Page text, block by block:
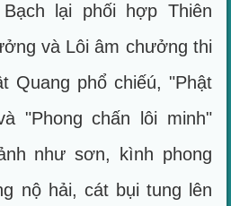
lại phối hợp Thiên
và Lôi âm chưởng thi
Quang phổ chiếú, "Phật
"Phong chấn lôi minh"
như sơn, kình phong
nộ hải, cát bụi tung lên